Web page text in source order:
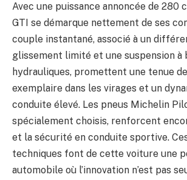
Avec une puissance annoncée de 280
GTI se démarque nettement de ses
couple instantané, associé à un
glissement limité et une suspension à
hydrauliques, promettent une tenue
exemplaire dans les virages et un
conduite élevé. Les pneus Michelin
spécialement choisis, renforcent
et la sécurité en conduite sportive.
techniques font de cette voiture une
automobile où l’innovation n’est pas